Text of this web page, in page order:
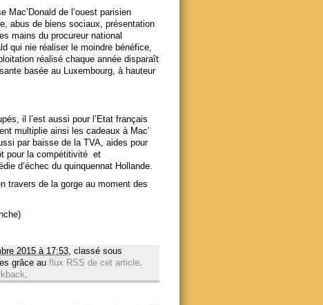
Mac’Donald de l’ouest parisien
abus de biens sociaux, présentation
mains du procureur national
qui nie réaliser le moindre bénéfice,
réalisé chaque année disparaît
basée au Luxembourg, à hauteur
il l’est aussi pour l’Etat français
multiplie ainsi les cadeaux à Mac’
par baisse de la TVA, aides pour
pour la compétitivité et
d’échec du quinquennat Hollande.
travers de la gorge au moment des
2015 à 17:53, classé sous
grâce au flux RSS de cet article.
.